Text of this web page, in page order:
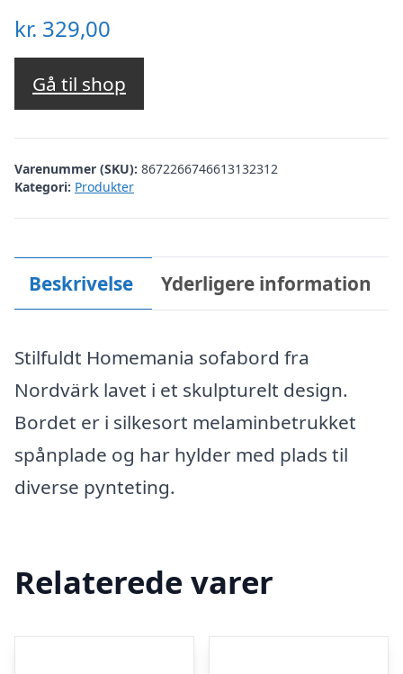
kr. 329,00
Gå til shop
Varenummer (SKU): 8672266746613132312
Kategori: Produkter
Beskrivelse Yderligere information
Stilfuldt Homemania sofabord fra
Nordvärk lavet i et skulpturelt design.
Bordet er i silkesort melaminbetrukket
spånplade og har hylder med plads til
diverse pynteting.
Relaterede varer